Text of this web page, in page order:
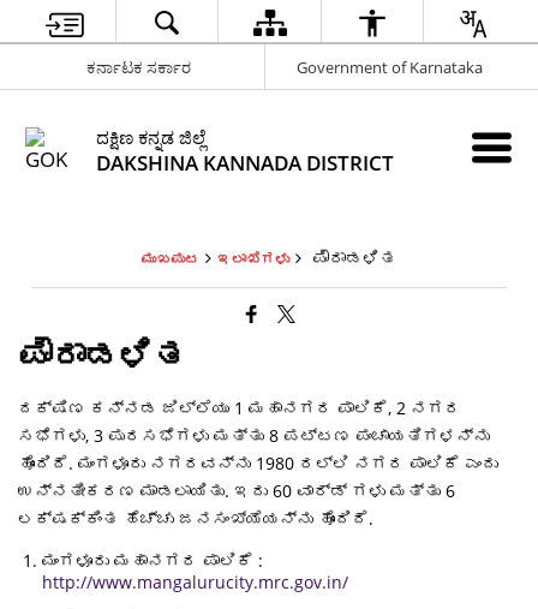
ಕರ್ನಾಟಕ ಸರ್ಕಾರ Government of Karnataka
ದಕ್ಷಿಣ ಕನ್ನಡ ಜಿಲ್ಲೆ
DAKSHINA KANNADA DISTRICT
ಮುಖಪುಟ ಇಲಾಖೆಗಳು ಪೌರಾಡಳಿತ
ಪೌರಾಡಳಿತ
ದಕ್ಷಿಣ ಕನ್ನಡ ಜಿಲ್ಲೆಯು 1 ಮಹಾನಗರ ಪಾಲಿಕೆ, 2 ನಗರ
ಸಭೆಗಳು, 3 ಪುರಸಭೆಗಳು ಮತ್ತು 8 ಪಟ್ಟಣ ಪಂಚಾಯತಿಗಳನ್ನು
ಹೊಂದಿದೆ. ಮಂಗಳೂರು ನಗರವನ್ನು 1980 ರಲ್ಲಿ ನಗರ ಪಾಲಿಕೆ ಎಂದು
ಉನ್ನತೀಕರಣ ಮಾಡಲಾಯಿತು. ಇದು 60 ವಾರ್ಡ್ ಗಳು ಮತ್ತು 6
ಲಕ್ಷಕ್ಕಿಂತ ಹೆಚ್ಚು ಜನಸಂಖ್ಯೆಯನ್ನು ಹೊಂದಿದೆ.
ಮಂಗಳೂರು ಮಹಾನಗರ ಪಾಲಿಕೆ :
http://www.mangalurucity.mrc.gov.in/